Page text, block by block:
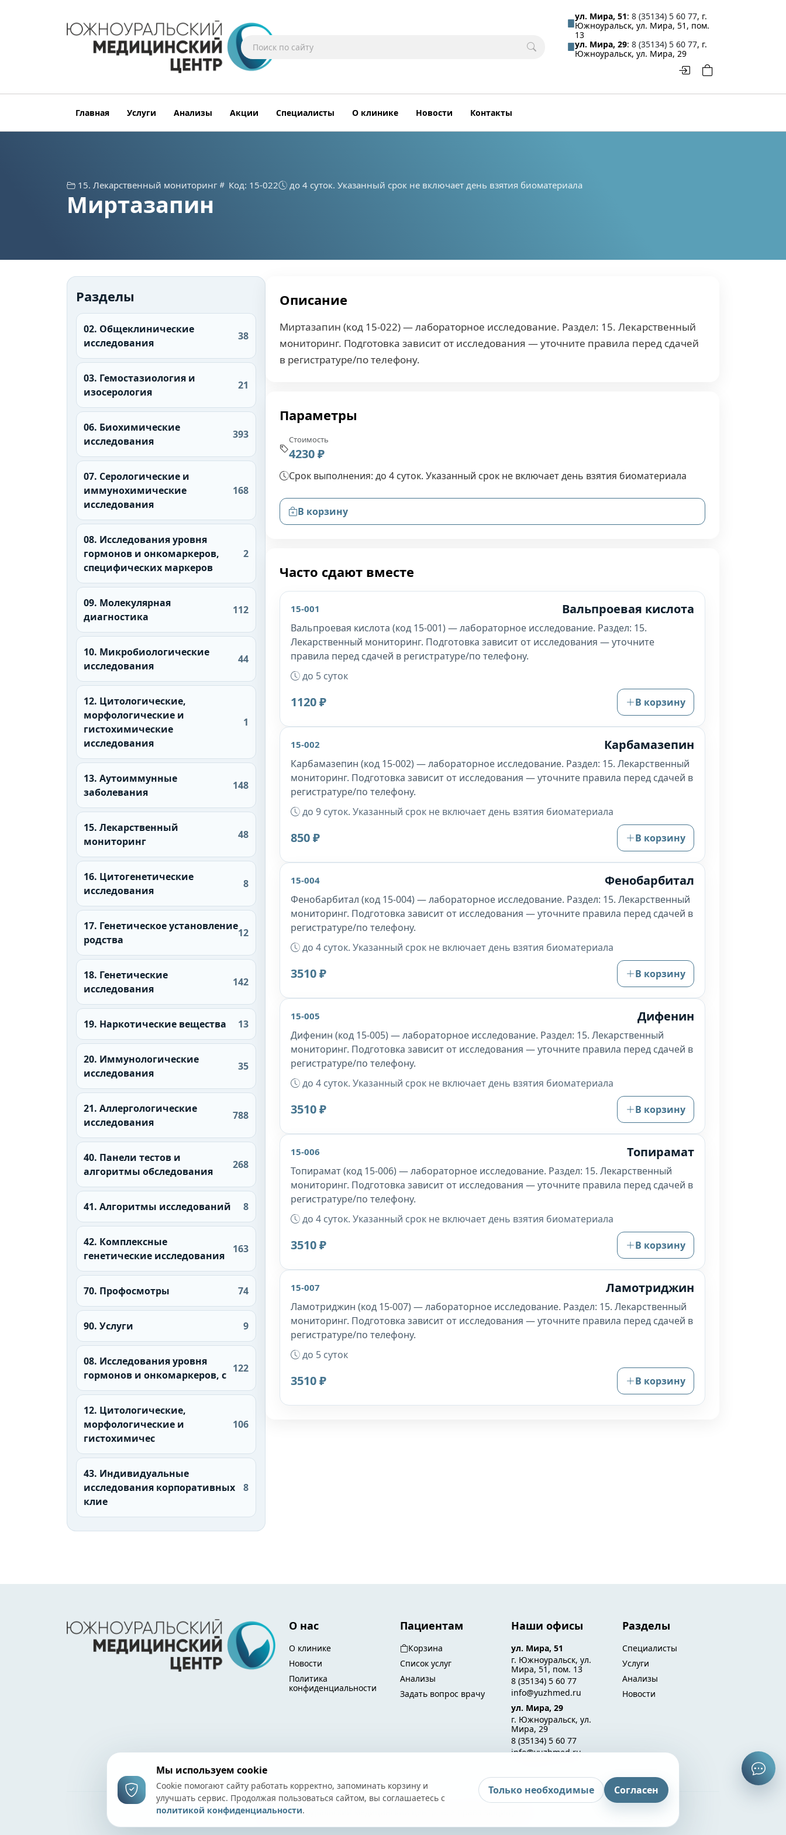
ул. Мира, 51: 8 (35134) 5 60 77, г.
Южноуральск, ул. Мира, 51, пом.
13
ул. Мира, 29:8 (35134) 5 60 77, г.
Южноуральск, ул. Мира, 29
Главная Услуги Анализы Акции Специалисты О клинике Новости Контакты
15. Лекарственный мониторинг Код: 15-022 до 4 суток. Указанный срок не включает день взятия биоматериала
Миртазапин
Разделы
02. Общеклинические
исследования
38
03. Гемостазиология и
изосерология
21
06. Биохимические
исследования
393
07. Серологические и
иммунохимические
исследования
168
08. Исследования уровня
гормонов и онкомаркеров,
специфических маркеров
2
09. Молекулярная
диагностика
112
10. Микробиологические
исследования
44
12. Цитологические,
морфологические и
гистохимические
исследования
1
13. Аутоиммунные
заболевания
148
15. Лекарственный
мониторинг
48
16. Цитогенетические
исследования
8
17. Генетическое установление
родства
12
18. Генетические
исследования
142
19. Наркотические вещества 13
20. Иммунологические
исследования
35
21. Аллергологические
исследования
788
40. Панели тестов и
алгоритмы обследования
268
41. Алгоритмы исследований 8
42. Комплексные
генетические исследования
163
70. Профосмотры 74
90. Услуги 9
08. Исследования уровня
гормонов и онкомаркеров, с
122
12. Цитологические,
морфологические и
гистохимичес
106
43. Индивидуальные
исследования корпоративных
клие
8
Описание
Миртазапин (код 15-022) — лабораторное исследование. Раздел: 15. Лекарственный
мониторинг. Подготовка зависит от исследования — уточните правила перед сдачей
в регистратуре/по телефону.
Параметры
Стоимость
4230 ₽
Срок выполнения: до 4 суток. Указанный срок не включает день взятия биоматериала
В корзину
Часто сдают вместе
15-001 Вальпроевая кислота
Вальпроевая кислота (код 15-001) — лабораторное исследование. Раздел: 15.
Лекарственный мониторинг. Подготовка зависит от исследования — уточните
правила перед сдачей в регистратуре/по телефону.
до 5 суток
1120 ₽ В корзину
15-002 Карбамазепин
Карбамазепин (код 15-002) — лабораторное исследование. Раздел: 15. Лекарственный
мониторинг. Подготовка зависит от исследования — уточните правила перед сдачей в
регистратуре/по телефону.
до 9 суток. Указанный срок не включает день взятия биоматериала
850 ₽ В корзину
15-004 Фенобарбитал
Фенобарбитал (код 15-004) — лабораторное исследование. Раздел: 15. Лекарственный
мониторинг. Подготовка зависит от исследования — уточните правила перед сдачей в
регистратуре/по телефону.
до 4 суток. Указанный срок не включает день взятия биоматериала
3510 ₽ В корзину
15-005 Дифенин
Дифенин (код 15-005) — лабораторное исследование. Раздел: 15. Лекарственный
мониторинг. Подготовка зависит от исследования — уточните правила перед сдачей в
регистратуре/по телефону.
до 4 суток. Указанный срок не включает день взятия биоматериала
3510 ₽ В корзину
15-006 Топирамат
Топирамат (код 15-006) — лабораторное исследование. Раздел: 15. Лекарственный
мониторинг. Подготовка зависит от исследования — уточните правила перед сдачей в
регистратуре/по телефону.
до 4 суток. Указанный срок не включает день взятия биоматериала
3510 ₽ В корзину
15-007 Ламотриджин
Ламотриджин (код 15-007) — лабораторное исследование. Раздел: 15. Лекарственный
мониторинг. Подготовка зависит от исследования — уточните правила перед сдачей в
регистратуре/по телефону.
до 5 суток
3510 ₽ В корзину
О нас
О клинике
Новости
Политика
конфиденциальности
Пациентам
Корзина
Список услуг
Анализы
Задать вопрос врачу
Наши офисы
ул. Мира, 51
г. Южноуральск, ул.
Мира, 51, пом. 13
8 (35134) 5 60 77
info@yuzhmed.ru
ул. Мира, 29
г. Южноуральск, ул.
Мира, 29
8 (35134) 5 60 77
info@yuzhmed.ru
Разделы
Специалисты
Услуги
Анализы
Новости
© 2026 Южноуральский медицинский центр. Все права защищены.
Мы используем cookie
Cookie помогают сайту работать корректно, запоминать корзину и
улучшать сервис. Продолжая пользоваться сайтом, вы соглашаетесь с
политикой конфиденциальности.
Только необходимые Согласен